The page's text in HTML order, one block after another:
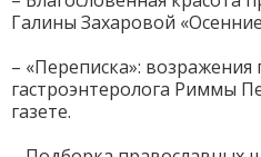
Галины Захаровой
– «Переписка»: возражения
гастроэнтеролога Риммы
газете.